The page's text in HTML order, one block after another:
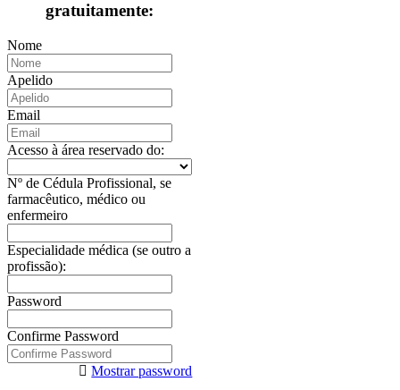
gratuitamente:
Nome
Apelido
Email
Acesso à área reservado do:
Nº de Cédula Profissional, se
farmacêutico, médico ou
enfermeiro
Especialidade médica (se outro a
profissão):
Password
Confirme Password
Mostrar password